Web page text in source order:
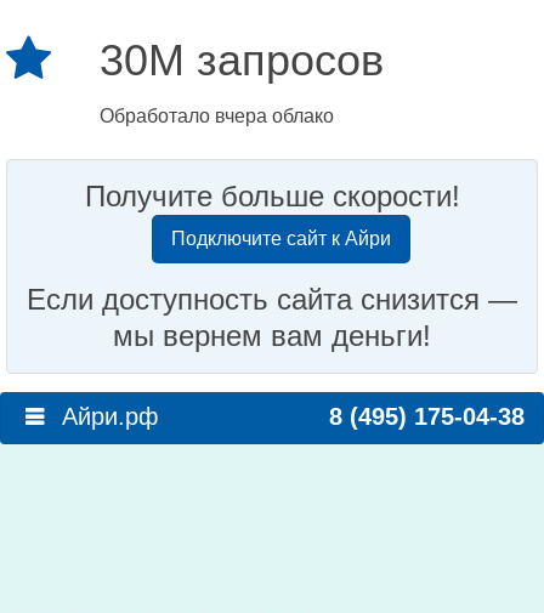
30M запросов
Обработало вчера облако
Получите больше скорости!
Подключите сайт к Айри
Если доступность сайта снизится —
мы вернем вам деньги!
Айри.рф 8 (495) 175-04-38